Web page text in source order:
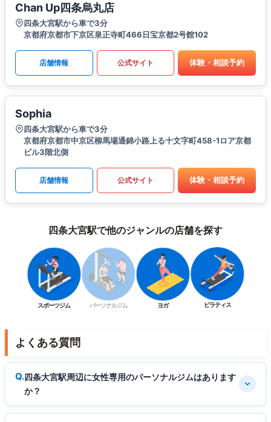
Chan Up四条烏丸店
四条大宮駅から車で3分
京都府京都市下京区泉正寺町466日宝京都2号館102
店舗情報 公式サイト 体験・相談予約
Sophia
四条大宮駅から車で3分
京都府京都市中京区柳馬場通錦小路上る十文字町458-1ロア京都
ビル3階北側
店舗情報 公式サイト 体験・相談予約
四条大宮駅で他のジャンルの店舗を探す
スポーツジム パーソナルジム ヨガ ピラティス
よくある質問
四条大宮駅周辺に女性専用のパーソナルジムはあります
か？